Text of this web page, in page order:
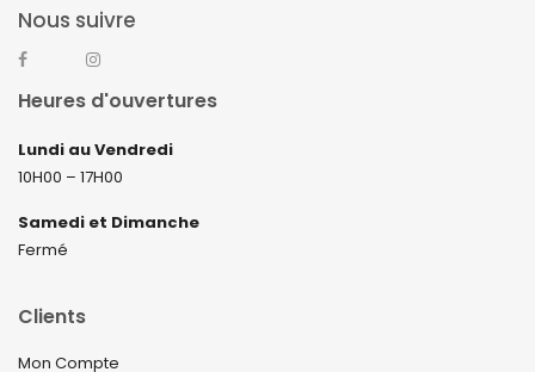
Nous suivre
Heures d'ouvertures
Lundi au Vendredi
10H00 – 17H00
Samedi et Dimanche
Fermé
Clients
Mon Compte